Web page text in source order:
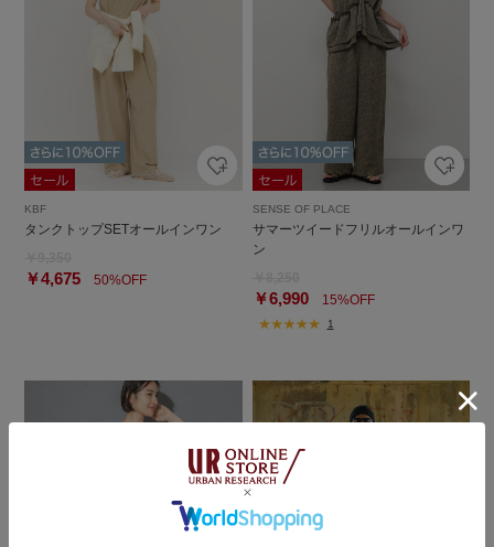
KBF
タンクトップSETオールインワン
￥4,675 50%OFF
SENSE OF PLACE
サマーツイードフリルオールインワ
ン
￥6,99015%OFF
1